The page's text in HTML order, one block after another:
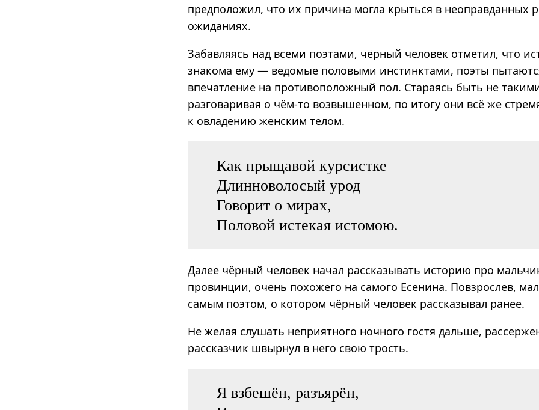
предположил, что их причина могла крыться в неоправданных
ожиданиях.
Забавляясь над всеми поэтами, чёрный человек отметил, что
знакома ему — ведомые половыми инстинктами, поэты
впечатление на противоположный пол. Стараясь быть не
разговаривая о чём-то возвышенном, по итогу они всё же
к овладению женским телом.
Как прыщавой курсистке
Длинноволосый урод
Говорит о мирах,
Половой истекая истомою.
Далее чёрный человек начал рассказывать историю про
провинции, очень похожего на самого Есенина. Повзрослев,
самым поэтом, о котором чёрный человек рассказывал ранее.
Не желая слушать неприятного ночного гостя дальше,
рассказчик швырнул в него свою трость.
Я взбешён, разъярён,